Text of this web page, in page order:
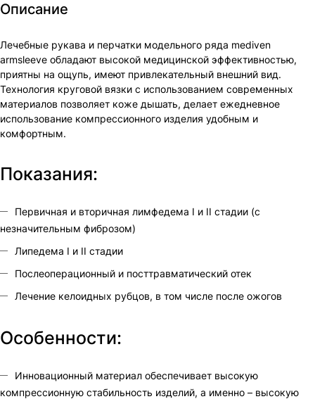
Описание
Лечебные рукава и перчатки модельного ряда mediven
armsleeve обладают высокой медицинской эффективностью,
приятны на ощупь, имеют привлекательный внешний вид.
Технология круговой вязки с использованием современных
материалов позволяет коже дышать, делает ежедневное
использование компрессионного изделия удобным и
комфортным.
Показания:
Первичная и вторичная лимфедема I и II стадии (с
незначительным фиброзом)
Липедема I и II стадии
Послеоперационный и посттравматический отек
Лечение келоидных рубцов, в том числе после ожогов
Особенности:
Инновационный материал обеспечивает высокую
компрессионную стабильность изделий, а именно – высокую